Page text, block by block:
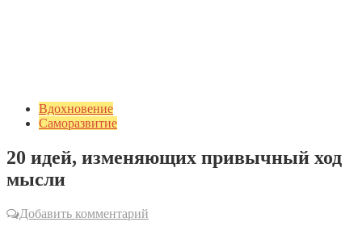
Вдохновение
Саморазвитие
20 идей, изменяющих привычный ход
мысли
Добавить комментарий